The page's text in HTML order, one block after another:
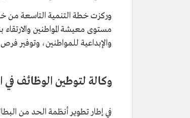
وركزت خطة التنمية التاسعة من
مستوى معيشة المواطنين
والإبداعية للمواطنين، وتوفير
وكالة لتوطين الوظائف